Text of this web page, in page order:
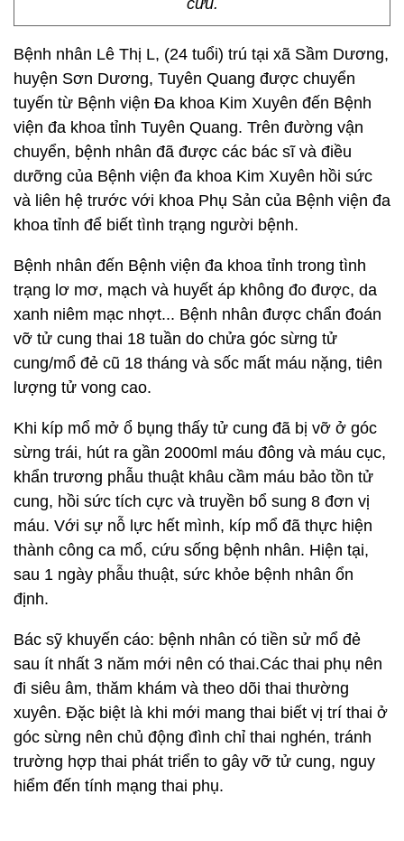
cứu.
Bệnh nhân Lê Thị L, (24 tuổi) trú tại xã Sầm Dương,
huyện Sơn Dương, Tuyên Quang được chuyển
tuyến từ Bệnh viện Đa khoa Kim Xuyên đến Bệnh
viện đa khoa tỉnh Tuyên Quang. Trên đường vận
chuyển, bệnh nhân đã được các bác sĩ và điều
dưỡng của Bệnh viện đa khoa Kim Xuyên hồi sức
và liên hệ trước với khoa Phụ Sản của Bệnh viện đa
khoa tỉnh để biết tình trạng người bệnh.
Bệnh nhân đến Bệnh viện đa khoa tỉnh trong tình
trạng lơ mơ, mạch và huyết áp không đo được, da
xanh niêm mạc nhợt... Bệnh nhân được chẩn đoán
vỡ tử cung thai 18 tuần do chửa góc sừng tử
cung/mổ đẻ cũ 18 tháng và sốc mất máu nặng, tiên
lượng tử vong cao.
Khi kíp mổ mở ổ bụng thấy tử cung đã bị vỡ ở góc
sừng trái, hút ra gần 2000ml máu đông và máu cục,
khẩn trương phẫu thuật khâu cầm máu bảo tồn tử
cung, hồi sức tích cực và truyền bổ sung 8 đơn vị
máu. Với sự nỗ lực hết mình, kíp mổ đã thực hiện
thành công ca mổ, cứu sống bệnh nhân. Hiện tại,
sau 1 ngày phẫu thuật, sức khỏe bệnh nhân ổn
định.
Bác sỹ khuyến cáo: bệnh nhân có tiền sử mổ đẻ
sau ít nhất 3 năm mới nên có thai.Các thai phụ nên
đi siêu âm, thăm khám và theo dõi thai thường
xuyên. Đặc biệt là khi mới mang thai biết vị trí thai ở
góc sừng nên chủ động đình chỉ thai nghén, tránh
trường hợp thai phát triển to gây vỡ tử cung, nguy
hiểm đến tính mạng thai phụ.